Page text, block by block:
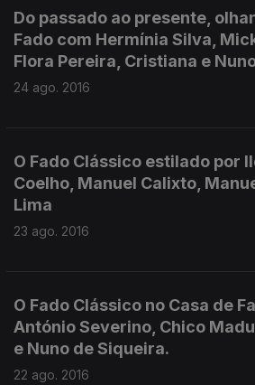
Do passado ao presente,
Fado com Hermínia Silva,
Flora Pereira, Cristiana e
24 ago. 2016
O Fado Clássico estilado por
Coelho, Manuel Calixto,
Lima
23 ago. 2016
O Fado Clássico no Casa de
António Severino, Chico
e Nuno de Siqueira.
22 ago. 2016